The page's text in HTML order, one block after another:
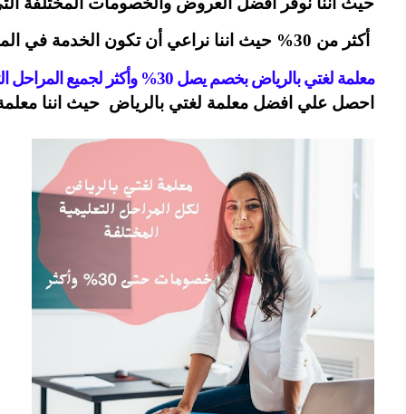
أكثر من 30% حيث اننا نراعي أن تكون الخدمة في المتناول للجميع.
معلمة لغتي بالرياض بخصم يصل 30% وأكثر لجميع المراحل التعليمية
احصل علي افضل معلمة لغتي بالرياض  حيث اننا